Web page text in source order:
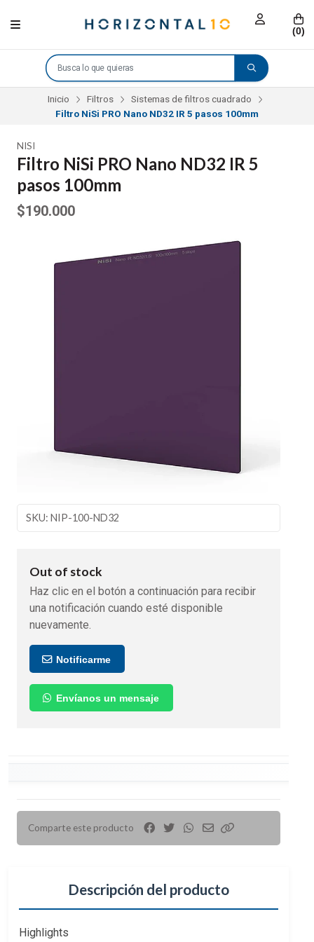
(0)
Inicio Filtros
Sistemas de filtros cuadrado
Filtro NiSi PRO Nano ND32 IR 5 pasos 100mm
NISI
Filtro NiSi PRO Nano ND32 IR 5
pasos 100mm
$190.000
SKU: NIP-100-ND32
Out of stock
Haz clic en el botón a continuación para recibir
una notificación cuando esté disponible
nuevamente.
Notificarme
Envíanos un mensaje
Comparte este producto
Descripción del producto
Highlights